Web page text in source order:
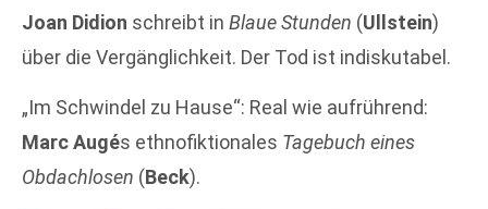
Joan Didion schreibt in Blaue Stunden (Ullstein)
über die Vergänglichkeit. Der Tod ist indiskutabel.
„Im Schwindel zu Hause“: Real wie aufrührend:
Marc Augés ethnofiktionales Tagebuch eines
Obdachlosen (Beck).